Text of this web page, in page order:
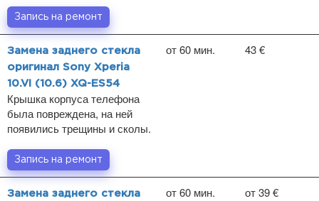
Запись на ремонт
Замена заднего стекла
оригинал Sony Xperia
10.VI (10.6) XQ-ES54
Крышка корпуса телефона
была повреждена, на ней
появились трещины и сколы.
от 60 мин. 43 €
Запись на ремонт
Замена заднего стекла от 60 мин. от 39 €